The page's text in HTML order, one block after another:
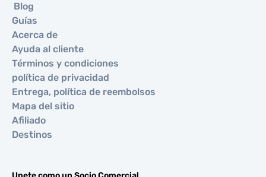
Blog
Guías
Acerca de
Ayuda al cliente
Términos y condiciones
política de privacidad
Entrega, política de reembolsos
Mapa del sitio
Afiliado
Destinos